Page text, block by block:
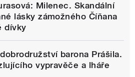
Milenec. Skandální
lásky zámožného Číňana
dívky
barona Prášila.
vypravěče a lháře